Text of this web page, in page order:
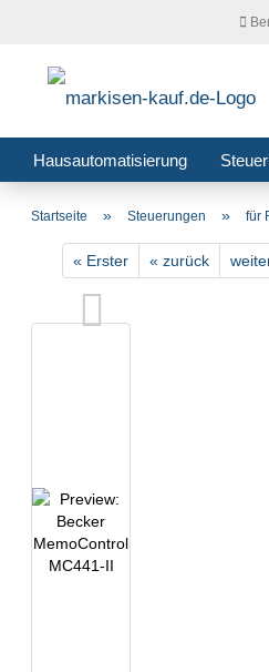
Hausautomatisierung
Startseite » Steuerungen » für
« Erster « zurück